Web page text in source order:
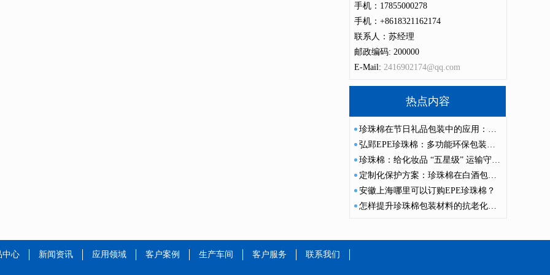
手机：17855000278
手机：+8618321162174
联系人：苏经理
邮政编码: 200000
E-Mail: 2416902174@qq.com
热点内容
珍珠棉在节日礼品包装中的应用：保护产品与提升礼品价值感
弘郢EPE珍珠棉：多功能环保包装的未来之选
珍珠棉：给化妆品 “五星级” 运输守护，拆开依旧惊艳
定制化保护方案：珍珠棉在白酒包装中的多功能应用
安徽上海哪里可以订购EPE珍珠棉？
怎样提升珍珠棉包装材料的抗老化性能？
中心 新闻资讯 应用领域 客户案例 生产车间 客户服务 联系我们